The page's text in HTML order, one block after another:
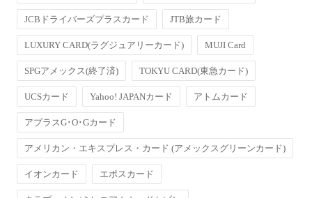
JCBドライバーズプラスカード JTB旅カード
LUXURY CARD(ラグジュアリーカード) MUJI Card
SPGアメックス(終了済) TOKYU CARD(東急カード)
UCSカード Yahoo! JAPANカード アトムカード
アプラスG･O･Gカード
アメリカン・エキスプレス・カード (アメックスグリーンカード)
イオンカード エポスカード